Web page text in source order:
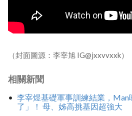
（封面圖源：李宰旭 IG@jxxvvxxk）
相關新聞
李宰煜基礎軍事訓練結業，Man
了」！ 母、姊高挑基因超強大